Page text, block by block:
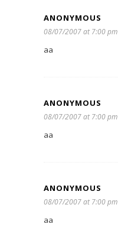
ANONYMOUS
08/07/2007 at 7:00 pm
aa
ANONYMOUS
08/07/2007 at 7:00 pm
aa
ANONYMOUS
08/07/2007 at 7:00 pm
aa